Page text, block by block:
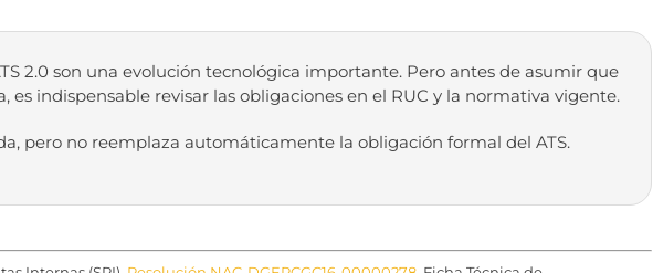
2.0 son una evolución tecnológica importante. Pero antes de asumir que
es indispensable revisar las obligaciones en el RUC y la normativa vigente.
pero no reemplaza automáticamente la obligación formal del ATS.